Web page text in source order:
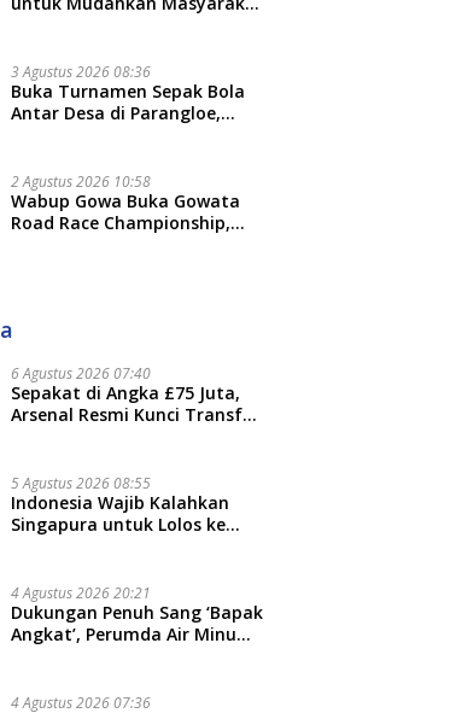
3 Agustus 2026 08:36
Buka Turnamen Sepak Bola
Antar Desa di Parangloe,
2 Agustus 2026 10:58
Wabup Gowa Buka Gowata
Road Race Championship,
6 Agustus 2026 07:40
Sepakat di Angka £75 Juta,
Arsenal Resmi Kunci Transfer
5 Agustus 2026 08:55
Indonesia Wajib Kalahkan
Singapura untuk Lolos ke
4 Agustus 2026 20:21
Dukungan Penuh Sang ‘Bapak
Angkat’, Perumda Air Minum
4 Agustus 2026 07:36